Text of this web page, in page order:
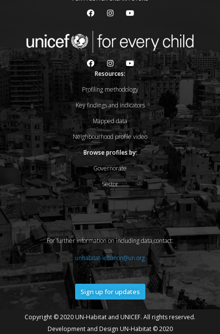
Resources:
Profiling methodology
Key findings and indicators
Mapped data
Neighbourhood profile video
Browse profiles by:
Governorate
Sector
For further information on including data,contact:
unhabitat-lebanon@un.org
Sign up for updates
Copyright © 2020 UN-Habitat and UNICEF. All rights reserved.
Development and Design UN-Habitat © 2020